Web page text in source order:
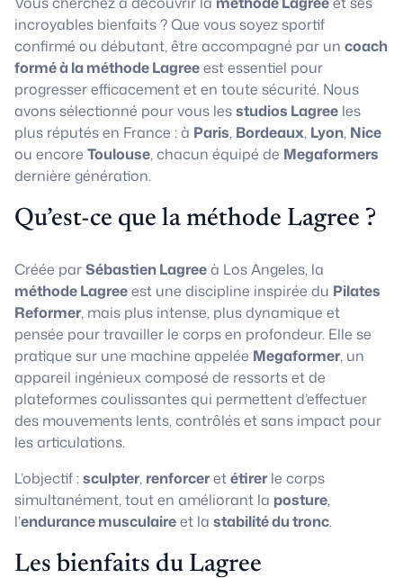
incroyables bienfaits ? Que vous soyez sportif
confirmé ou débutant, être accompagné par un coach
formé à la méthode Lagreeest essentiel pour
progresser efficacement et en toute sécurité. Nous
avons sélectionné pour vous lesstudios Lagree les
plus réputés en France : à Paris, Bordeaux, Lyon, Nice
ou encore Toulouse, chacun équipé de Megaformers
dernière génération.
Qu’est-ce que la méthode Lagree ?
Créée parSébastien Lagreeà Los Angeles, la
méthode Lagreeest une discipline inspirée du Pilates
Reformer, mais plus intense, plus dynamique et
pensée pour travailler le corps en profondeur. Elle se
pratique sur une machine appelée Megaformer, un
appareil ingénieux composé de ressorts et de
plateformes coulissantes qui permettent d’effectuer
des mouvements lents, contrôlés et sans impact pour
les articulations.
L’objectif :sculpter, renforceretétirerle corps
simultanément, tout en améliorant la posture,
l’endurance musculaireet la stabilité du tronc.
Les bienfaits du Lagree